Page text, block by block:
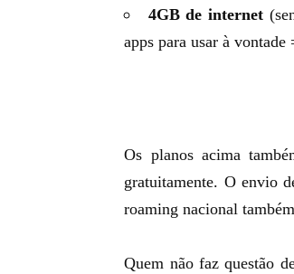
4GB de internet
apps para usar à
Os planos acima
gratuitamente. O envio
roaming nacional
Quem não faz questão